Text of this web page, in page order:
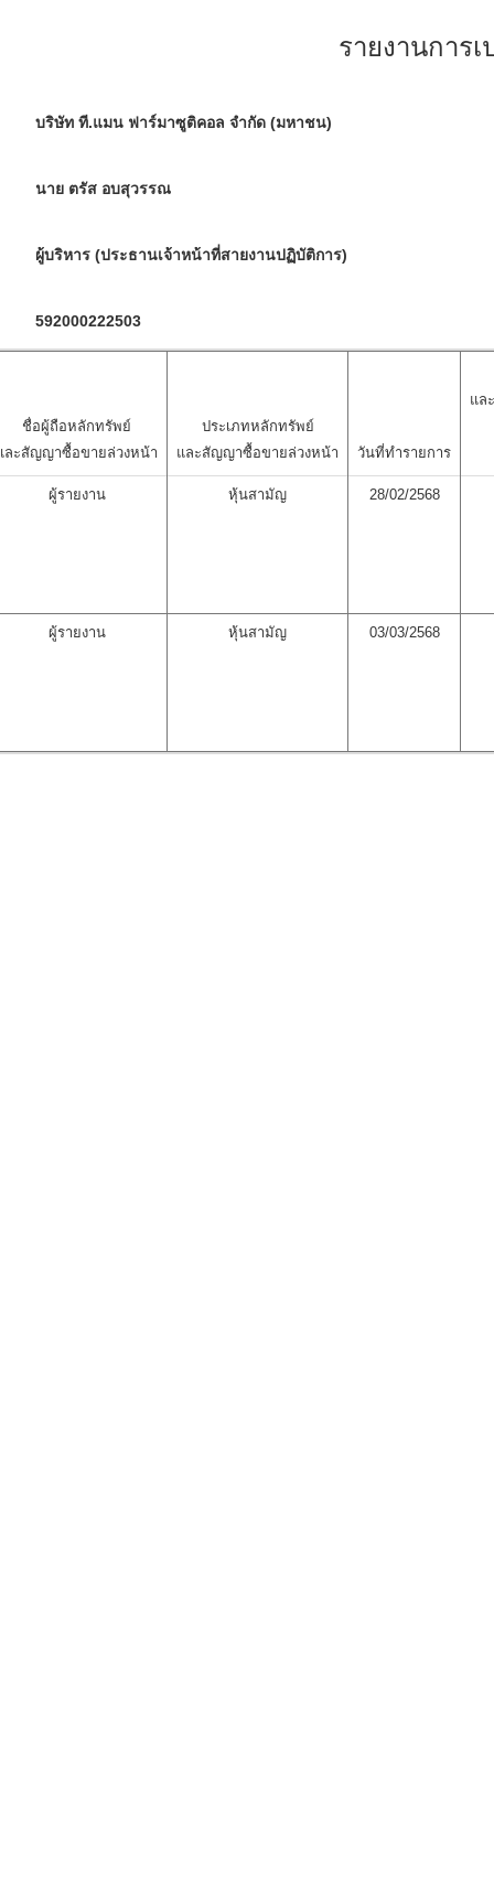
รายงานการ
บริษัท ที.แมน ฟาร์มาซูติคอล จำกัด (มหาชน)
นาย ตรัส อบสุวรรณ
ผู้บริหาร (ประธานเจ้าหน้าที่สายงานปฏิบัติการ)
592000222503
ชื่อผู้ถือหลักทรัพย์
ละสัญญาซื้อขายล่วงหน้า
ประเภทหลักทรัพย์
และสัญญาซื้อขายล่วงหน้า
วันที่ทำรายการ
แล
ผู้รายงาน หุ้นสามัญ 28/02/2568
ผู้รายงาน หุ้นสามัญ 03/03/2568